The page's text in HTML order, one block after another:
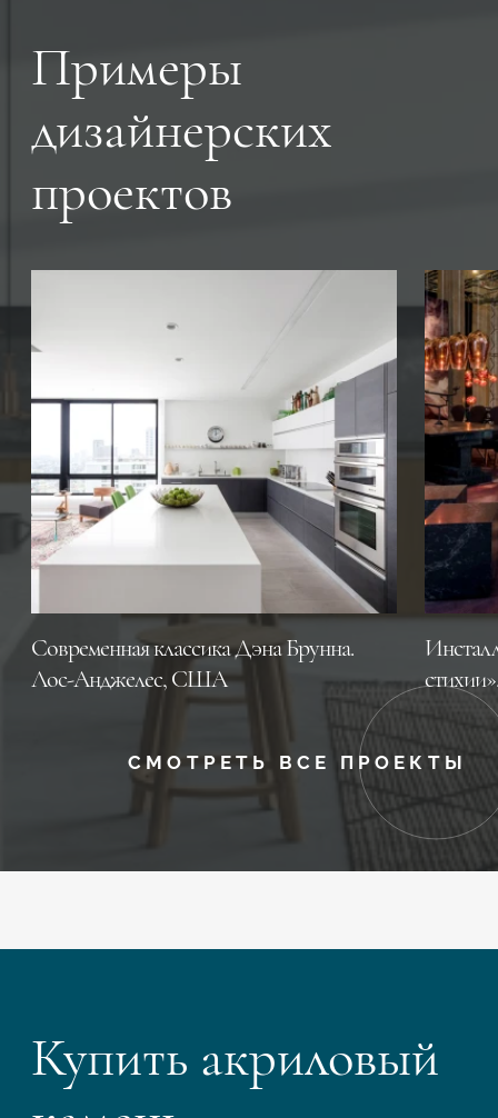
Примеры
дизайнерских
проектов
Современная классика Дэна Брунна.
Лос-Анджелес, CША
СМОТРЕТЬ ВСЕ ПРОЕКТЫ
Купить акриловый